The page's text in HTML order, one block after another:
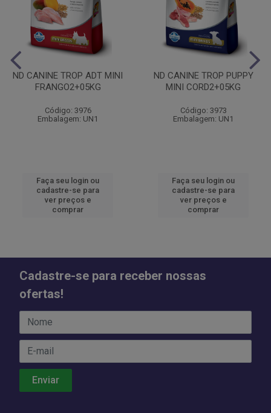
ND CANINE TROP ADT MINI
FRANGO2+05KG
Código: 3976
Embalagem: UN1
Faça seu login ou
cadastre-se para
ver preços e
comprar
ND CANINE TROP PUPPY
MINI CORD2+05KG
Código: 3973
Embalagem: UN1
Faça seu login ou
cadastre-se para
ver preços e
comprar
Cadastre-se para receber nossas
ofertas!